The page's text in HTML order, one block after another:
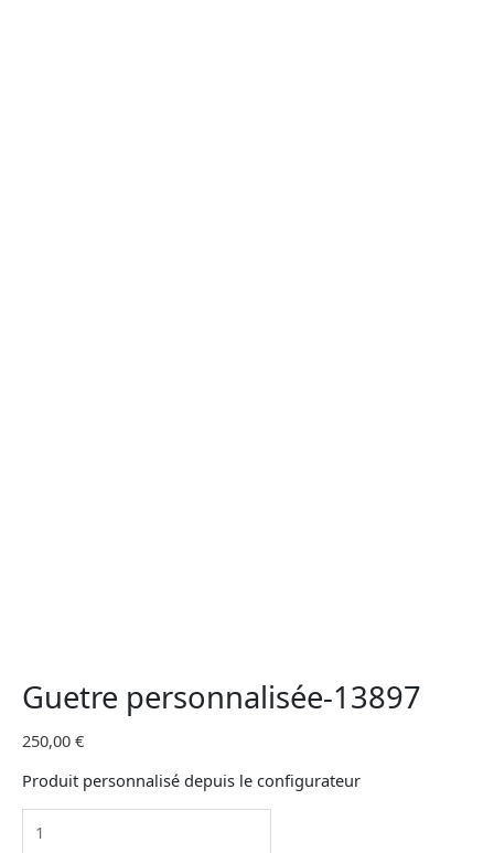
Guetre personnalisée-13897
250,00 €
Produit personnalisé depuis le configurateur